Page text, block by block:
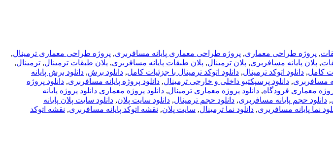
, پروژه طراحی معماری, پروژه طراحی معماری پایانه مسافربری, پروژه طراحی معماری ترمینال,
, پلان پایانه مسافربری, پلان ترمینال, پلان طبقات پایانه مسافربری, پلان طبقات ترمینال, ترمینال,
کامل, دانلود اتوکد ترمینال, دانلود اتوکد ترمینال با جزئیات کامل, دانلود برش, دانلود برش پایانه
مسافربری, دانلود پرسپکتیو داخلی و خارجی ترمینال, دانلود پروژه پایانه مسافربری, دانلود پروژه
معماری فرودگاه, دانلود پروژه معماری ترمینال, دانلود پروژه معماری دانلود پروژه پایانه
, دانلود حجم پایانه مسافربری, دانلود حجم ترمینال, دانلود سایت پلان, دانلود سایت پلان پایانه
نما پایانه مسافربری, دانلود نما ترمینال, سایت پلان, نقشه اتوکد پایانه مسافربری, نقشه اتوکد